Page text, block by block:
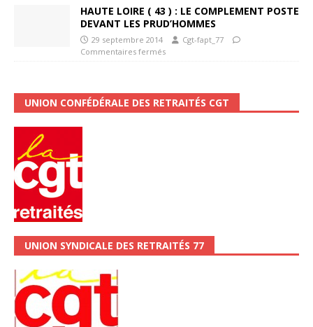
HAUTE LOIRE ( 43 ) : LE COMPLEMENT POSTE
DEVANT LES PRUD’HOMMES
29 septembre 2014
Cgt-fapt_77
Commentaires fermés
UNION CONFÉDÉRALE DES RETRAITÉS CGT
UNION SYNDICALE DES RETRAITÉS 77